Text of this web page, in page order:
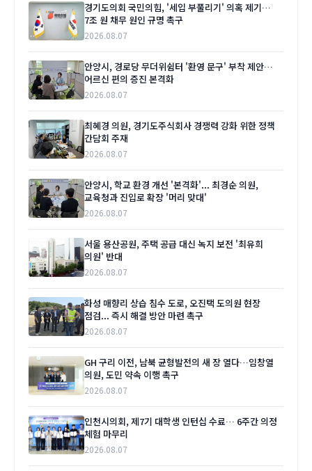
경기도의회 국민의힘, '세입 부풀리기' 의혹 제기…
7조 원 채무 원인 규명 촉구
2026.08.07
안양시, 경로당 무더위쉼터 '환영 문구' 부착 제안…
어르신 편의 증진 본격화
2026.08.07
최혜경 의원, 경기도주식회사 경쟁력 강화 위한 정책
간담회 주재
2026.08.07
안양시, 학교 환경 개선 '본격화'... 최경순 의원,
교육청과 진입로 확장 '머리 맞대'
2026.08.07
서울 용산공원, 주택 공급 대신 녹지 보전 '최유희
의원' 반대
2026.08.07
화성 매향리 상습 침수 도로, 오진택 도의원 현장
점검... 즉시 해결 방안 마련 촉구
2026.08.07
GH 구리 이전, 남북 균형발전의 새 장 열다…임창열
의원, 도민 약속 이행 촉구
2026.08.07
인천시의회, 제7기 대학생 인턴십 수료… 6주간 의정
체험 마무리
2026.08.07